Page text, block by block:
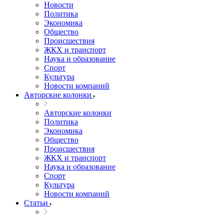
Новости
Политика
Экономика
Общество
Происшествия
ЖКХ и транспорт
Наука и образование
Спорт
Культура
Новости компаний
Авторские колонки
Авторские колонки
Политика
Экономика
Общество
Происшествия
ЖКХ и транспорт
Наука и образование
Спорт
Культура
Новости компаний
Статьи